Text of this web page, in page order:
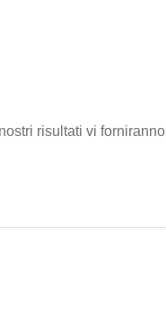
risultati vi forniranno